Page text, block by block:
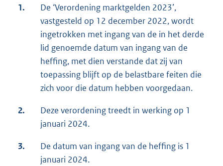
1.
De ‘Verordening marktgelden 2023’,
vastgesteld op 12 december 2022, wordt
ingetrokken met ingang van de in het derde
lid genoemde datum van ingang van de
heffing, met dien verstande dat zij van
toepassing blijft op de belastbare feiten die
zich voor die datum hebben voorgedaan.
2.
Deze verordening treedt in werking op 1
januari 2024.
3.
De datum van ingang van de heffing is 1
januari 2024.